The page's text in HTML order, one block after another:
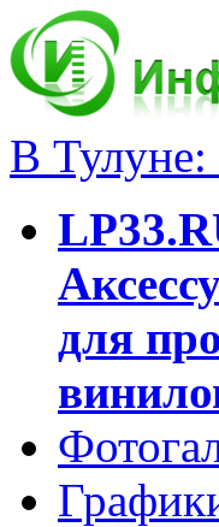
В Тулуне:
для